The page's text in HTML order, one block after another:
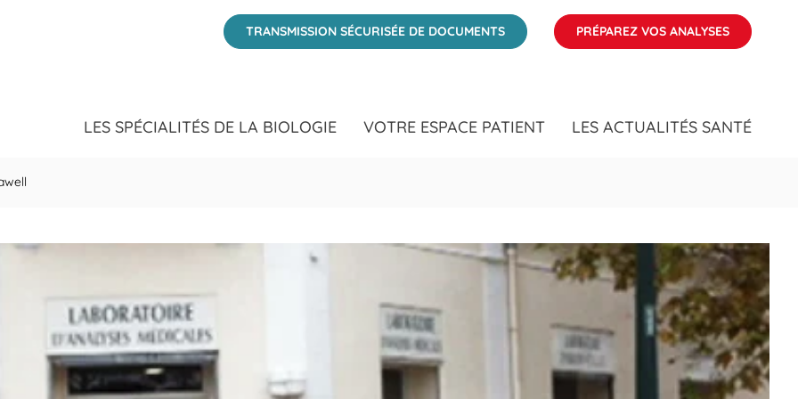
TRANSMISSION SÉCURISÉE DE DOCUMENTS
PRÉPAREZ VOS ANALYSES
LES SPÉCIALITÉS DE LA BIOLOGIE VOTRE ESPACE PATIENT LES ACTUALITÉS SANTÉ